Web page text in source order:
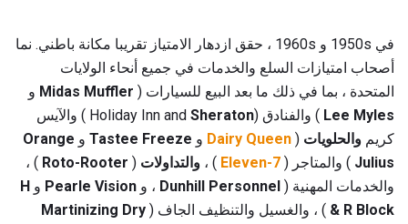
في 1950s و 1960s ، حقق ازدهار الامتياز تقريبا مكانة باطني. نما
أصحاب امتيازات السلع والخدمات في جميع أنحاء الولايات
المتحدة ، بما في ذلك ما بعد البيع للسيارات ( Midas Muffler و
Lee Myles ) والفنادق (Holiday Inn andSheraton
) والآيس
كريم والحلويات (
Dairy Queen و Tastee Freeze و Orange
Julius ) والمتاجر ( 7-Eleven ) ، والتداولات (
Roto-Rooter ) ،
والخدمات المهنية ( Dunhill Personnel ، و Pearle Vision و H
& R Block ) ، والغسيل والتنظيف الجاف ( Martinizing Dry